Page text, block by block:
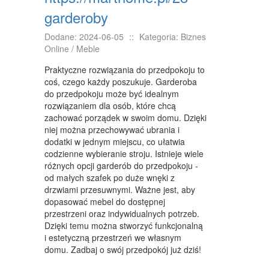
NIERUCHOMOŚCI, DZIAŁKI
DOMY, MIESZKANIA
WYKSZTAŁCENIE
PLACÓWKI EDUKACYJNE
KURSY JĘZYKOWE
KURSY I SZKOLENIA
TŁUMACZENIA
BIZNES ONLINE
BIŻUTERIA
DLA DZIECI
MEBLE
garderoby
Dodane: 2024-06-05 :: Kategoria: Biznes
Online / Meble
Praktyczne rozwiązania do przedpokoju to
coś, czego każdy poszukuje. Garderoba
do przedpokoju może być idealnym
rozwiązaniem dla osób, które chcą
zachować porządek w swoim domu. Dzięki
niej można przechowywać ubrania i
dodatki w jednym miejscu, co ułatwia
codzienne wybieranie stroju. Istnieje wiele
różnych opcji garderób do przedpokoju -
od małych szafek po duże wnęki z
drzwiami przesuwnymi. Ważne jest, aby
dopasować mebel do dostępnej
przestrzeni oraz indywidualnych potrzeb.
Dzięki temu można stworzyć funkcjonalną
i estetyczną przestrzeń we własnym
domu. Zadbaj o swój przedpokój już dziś!